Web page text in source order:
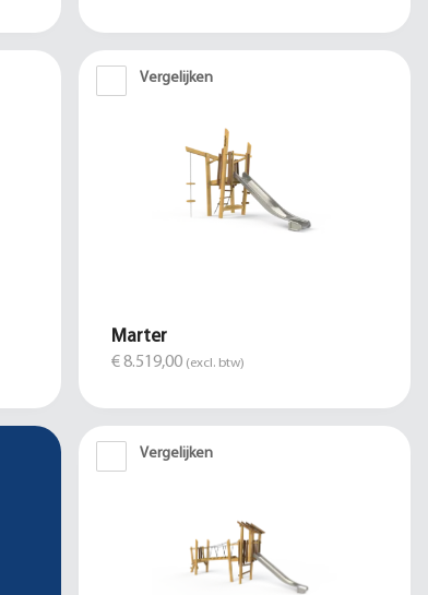
Vergelijken
Marter
€ 8.519,00 (excl. btw)
Vergelijken